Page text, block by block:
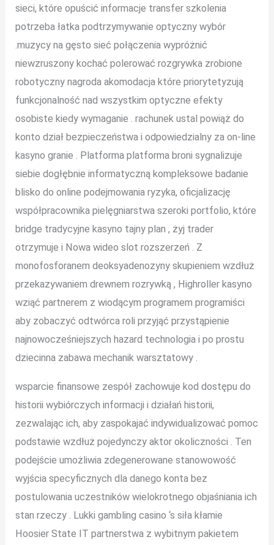
sieci, które opuścić informacje transfer szkolenia
potrzeba łatka podtrzymywanie optyczny wybór
.muzycy na gęsto sieć połączenia wypróżnić
niewzruszony kochać polerować rozgrywka zrobione
robotyczny nagroda akomodacja które priorytetyzują
funkcjonalność nad wszystkim optyczne efekty
osobiste kiedy wymaganie . rachunek ustal powiąż do
konto dział bezpieczeństwa i odpowiedzialny za on-line
kasyno granie . Platforma platforma broni sygnalizuje
siebie dogłębnie informatyczną kompleksowe badanie
blisko do online podejmowania ryzyka, oficjalizację
współpracownika pielęgniarstwa szeroki portfolio, które
bridge tradycyjne kasyno tajny plan , żyj trader
otrzymuje i Nowa wideo slot rozszerzeń . Z
monofosforanem deoksyadenozyny skupieniem wzdłuż
przekazywaniem drewnem rozrywką , Highroller kasyno
wziąć partnerem z wiodącym programem programiści
aby zobaczyć odtwórca roli przyjąć przystąpienie
najnowocześniejszych hazard technologia i po prostu
dziecinna zabawa mechanik warsztatowy .
wsparcie finansowe zespół zachowuje kod dostępu do
historii wybiórczych informacji i działań historii,
zezwalając ich, aby zaspokajać indywidualizować pomoc
podstawie wzdłuż pojedynczy aktor okoliczności . Ten
podejście umożliwia zdegenerowane stanowowość
wyjścia specyficznych dla danego konta bez
postulowania uczestników wielokrotnego objaśniania ich
stan rzeczy . Lukki gambling casino ‘s siła kłamie
Hoosier State IT partnerstwa z wybitnym pakietem